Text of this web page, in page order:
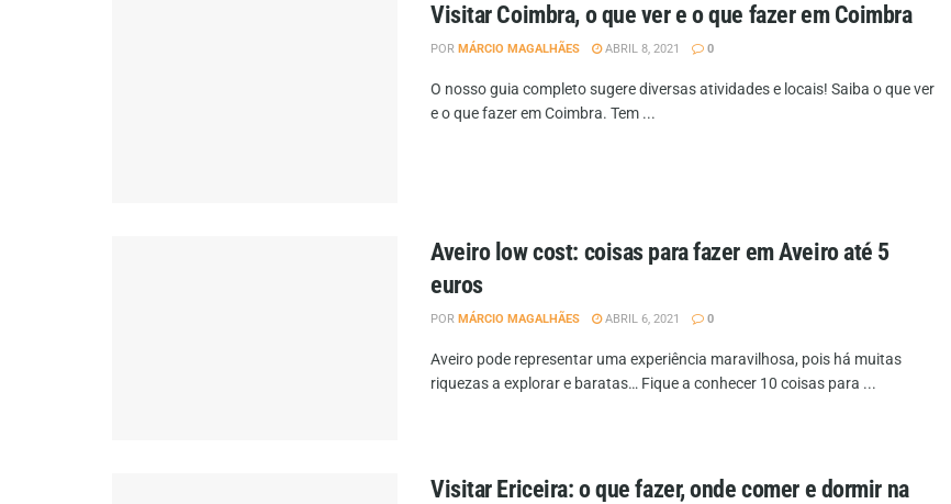
Visitar Coimbra, o que ver e o que fazer em Coimbra
POR MÁRCIO MAGALHÃES ABRIL 8, 2021 0
O nosso guia completo sugere diversas atividades e locais! Saiba o que ver
e o que fazer em Coimbra. Tem ...
Aveiro low cost: coisas para fazer em Aveiro até 5
euros
POR MÁRCIO MAGALHÃES ABRIL 6, 2021 0
Aveiro pode representar uma experiência maravilhosa, pois há muitas
riquezas a explorar e baratas… Fique a conhecer 10 coisas para ...
Visitar Ericeira: o que fazer, onde comer e dormir na